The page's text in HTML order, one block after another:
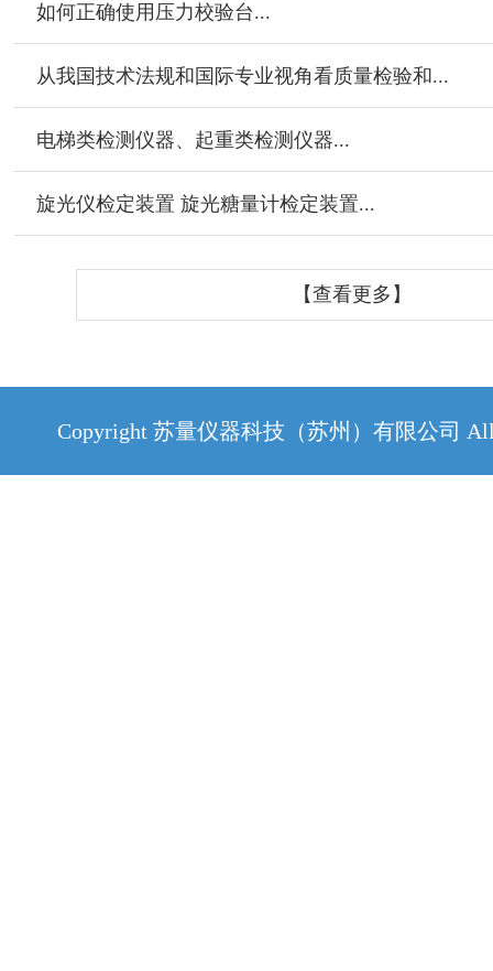
如何正确使用压力校验台...
从我国技术法规和国际专业视角看质量检验和...
电梯类检测仪器、起重类检测仪器...
旋光仪检定装置 旋光糖量计检定装置...
【查看更多】
Copyright 苏量仪器科技（苏州）有限公司 All